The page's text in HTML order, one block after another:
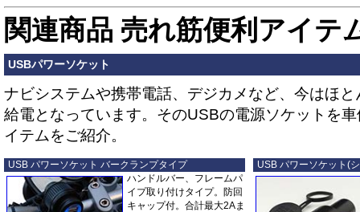
関連商品 売れ筋便利アイテ
USBパワーソケット
ナビシステムや携帯電話、デジカメなど、今はほ
給電となっています。そのUSBの電源ソケットを
イテムをご紹介。
USB パワーソケット バークランプタイプ
ハンドルバー、フレームパ
イプ取り付けタイプ。防回
キャップ付。合計最大2Aま
USB パワーソケット(